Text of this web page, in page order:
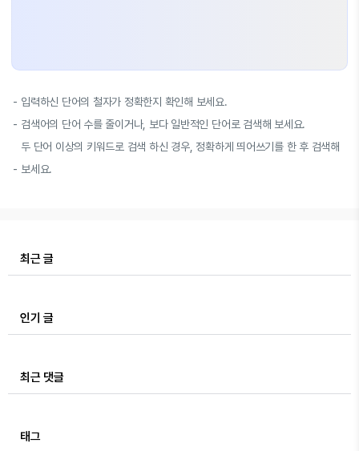
입력하신 단어의 철자가 정확한지 확인해 보세요.
검색어의 단어 수를 줄이거나, 보다 일반적인 단어로 검색해 보세요.
두 단어 이상의 키워드로 검색 하신 경우, 정확하게 띄어쓰기를 한 후 검색해
보세요.
최근 글
인기 글
최근 댓글
태그